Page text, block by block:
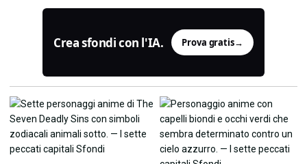
Crea sfondi con l'IA. Prova gratis→